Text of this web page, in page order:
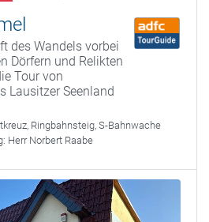
des Wandels vorbei
Dörfern und Relikten
Tour von
Lausitzer Seenland
Ringbahnsteig, S-Bahnwache
Herr Norbert Raabe